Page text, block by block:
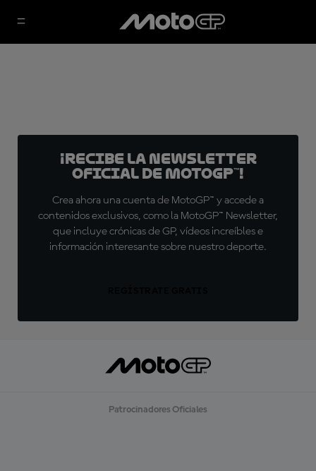
¡Recibe la Newsletter
oficial de MotoGP™!
Crea ahora una cuenta de MotoGP™ y accede a
contenidos exclusivos, como la MotoGP™ Newsletter,
que incluye crónicas de GP, vídeos increíbles e
información interesante sobre nuestro deporte.
Patrocinadores Oficiales